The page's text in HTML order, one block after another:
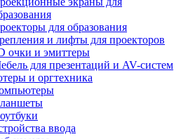
для образования
и лифты для проекторов
очки и эмиттеры
для презентаций и AV-систем
и оргтехника
ввода